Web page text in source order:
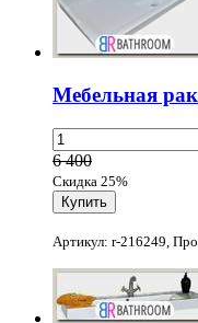
Мебельная
6 400
Скидка 25%
Артикул: r-216249,